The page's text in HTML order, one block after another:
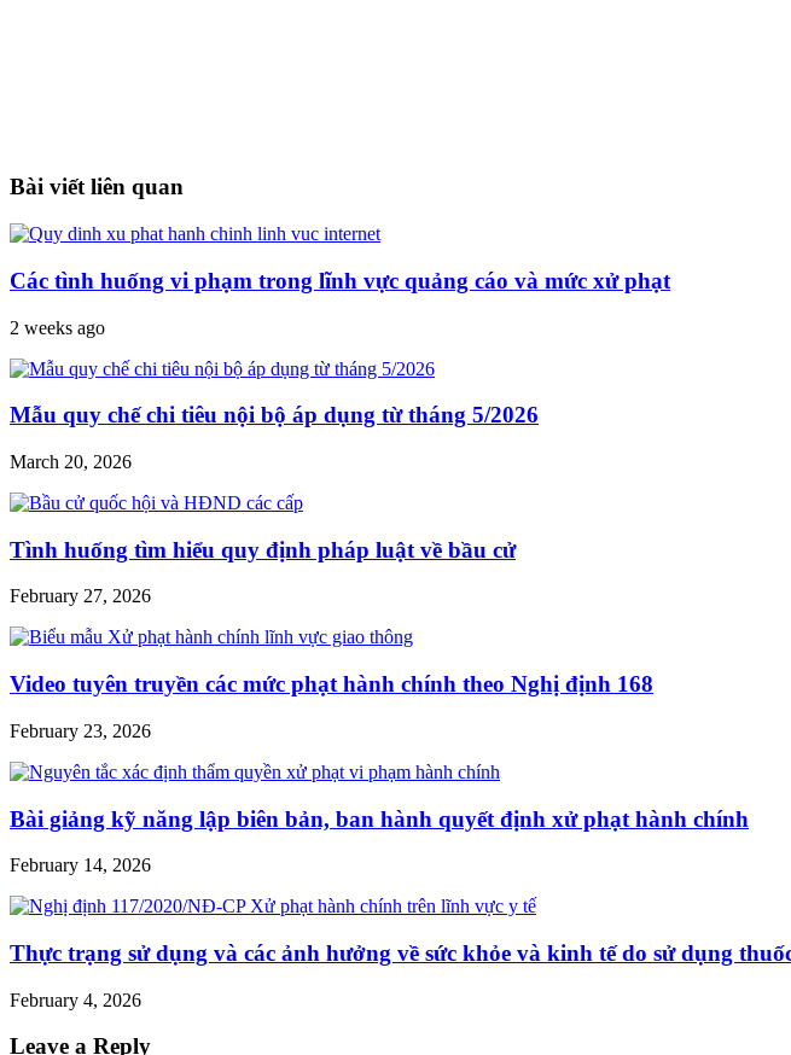
Bài viết liên quan
Các tình huống vi phạm trong lĩnh vực quảng cáo và mức xử phạt
2 weeks ago
Mẫu quy chế chi tiêu nội bộ áp dụng từ tháng 5/2026
March 20, 2026
Tình huống tìm hiểu quy định pháp luật về bầu cử
February 27, 2026
Video tuyên truyền các mức phạt hành chính theo Nghị định 168
February 23, 2026
Bài giảng kỹ năng lập biên bản, ban hành quyết định xử phạt hành chính
February 14, 2026
Thực trạng sử dụng và các ảnh hưởng về sức khỏe và kinh tế do sử dụng
February 4, 2026
Leave a Reply